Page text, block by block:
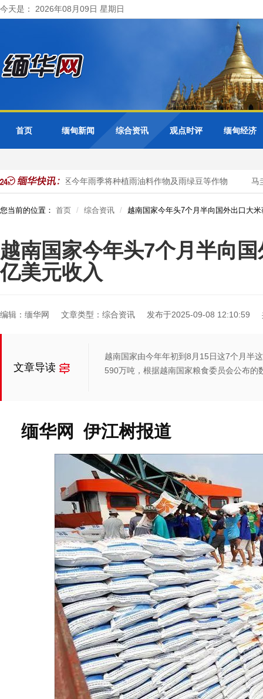
今天是： 2026年08月09日 星期日
首页 缅甸新闻 综合资讯 观点时评 缅甸经济
勃固省德宫县区今年雨季将种植雨油料作物及雨绿豆等作物 马
您当前的位置： 首页 综合资讯 越南国家今年头7个月半向国外出口大
越南国家今年头7个月半向
亿美元收入
编辑：缅华网 文章类型：综合资讯 发布于2025-09-08 12:10:59
文章导读
越南国家由今年年初到8月15日这7个月半
590万吨，根据越南国家粮食委员会公布
缅华网 伊江树报道